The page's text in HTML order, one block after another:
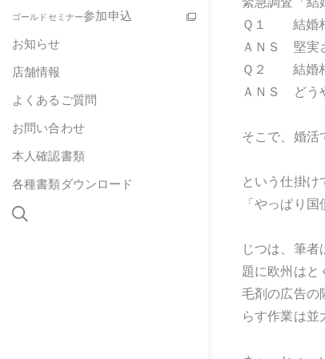
ゴールドセミナー参加申込
お知らせ
店舗情報
よくあるご質問
お問い合わせ
本人確認書類
各種書類ダウンロード
Ｑ１ 結婚
ＡＮＳ 堅実
Ｑ２ 結婚相
ＡＮＳ どう
そこで、婚活
という仕掛
「やっぱり
じつは、筆
題に欧州はと
毛剤の広告の
らす作業は並